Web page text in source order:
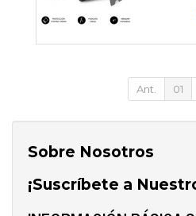
Ant. 01
Sobre Nosotros
¡Suscríbete a